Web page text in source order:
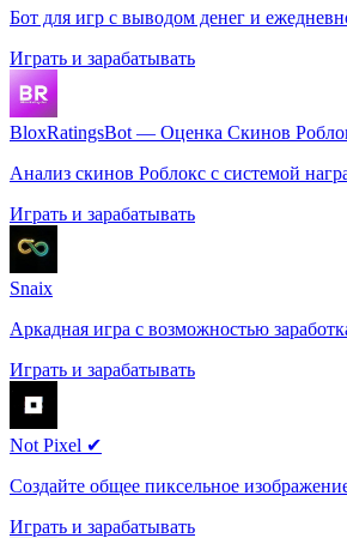
Бот для игр с выводом денег и
Играть и зарабатывать
BloxRatingsBot — Оценка Скинов
Анализ скинов Роблокс с системой
Играть и зарабатывать
Snaix
Аркадная игра с возможностью
Играть и зарабатывать
Not Pixel ✔
Создайте общее пиксельное
Играть и зарабатывать